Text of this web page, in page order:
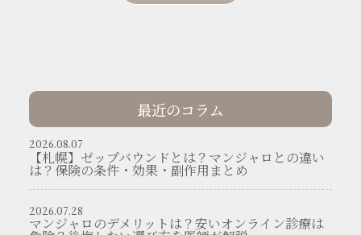
最近のコラム
2026.08.07
【札幌】ゼップバウンドとは？マンジャロとの違い
は？保険の条件・効果・副作用まとめ
2026.07.28
マンジャロのデメリットは？安いオンライン診療は